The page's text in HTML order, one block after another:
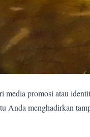
media promosi atau
menghadirkan